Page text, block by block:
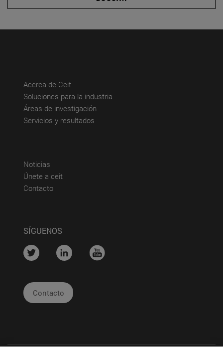
Acerca de Ceit(abre en nueva ventana)
Soluciones para la industria
Áreas de investigación
Servicios y resultados
Noticias
Únete a ceit(abre en nueva ventana)
Contacto(abre en nueva ventana)
SÍGUENOS
.... .... ....
Contacto